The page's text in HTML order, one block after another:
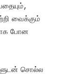
வைக்கும்
போன
சொல்ல